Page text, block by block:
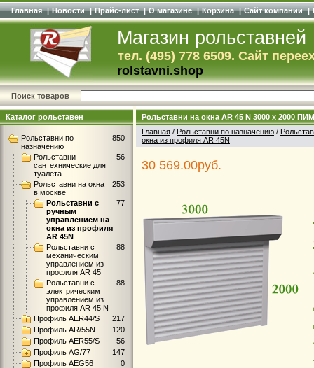
Главная | Новости | Прайс-лист | О магазине | Корзина | Сайт компании |
Магазин рольставней
тел. (495) 778 6509. Сайт
rolstavni.shop
Поиск товаров
Каталог рольставен
850
Рольставни по
назначению
56
Рольставни
сантехнические для
туалета
253
Рольставни на окна
в москве
77
Рольставни с
ручным
управлением на
окна из профиля
AR 45N
88
Рольставни с
механическим
управлением из
профиля AR 45
88
Рольставни с
электрическим
управлением из
профиля AR 45 N
217
Профиль AER44/S
120
Профиль AR/55N
56
Профиль AER55/S
147
Профиль AG/77
0
Профиль AEG56
Рольставни на окна AR 45 N 3000 x 2000
Главная / Рольставни по назначению /
окна из профиля AR 45N
30 569.00руб.